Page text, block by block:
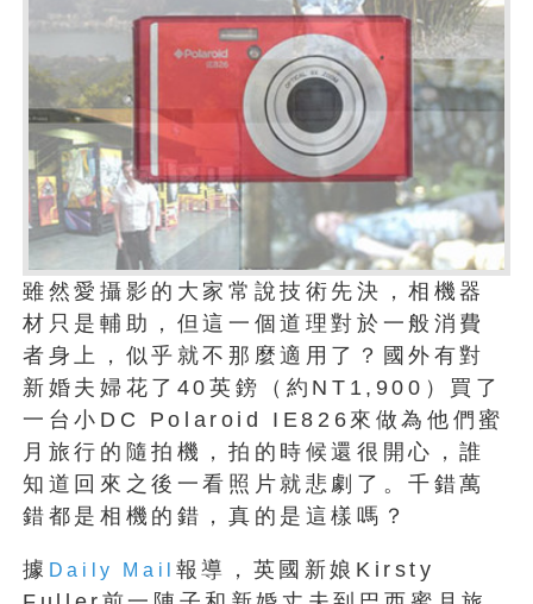
雖然愛攝影的大家常說技術先決，相機器
材只是輔助，但這一個道理對於一般消費
者身上，似乎就不那麼適用了？國外有對
新婚夫婦花了40英鎊（約NT1,900）買了
一台小DC Polaroid IE826來做為他們蜜
月旅行的隨拍機，拍的時候還很開心，誰
知道回來之後一看照片就悲劇了。千錯萬
錯都是相機的錯，真的是這樣嗎？
據 Daily Mail 報導，英國新娘Kirsty